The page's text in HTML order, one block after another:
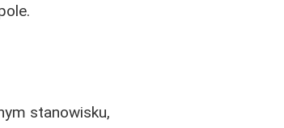
stanowisku,